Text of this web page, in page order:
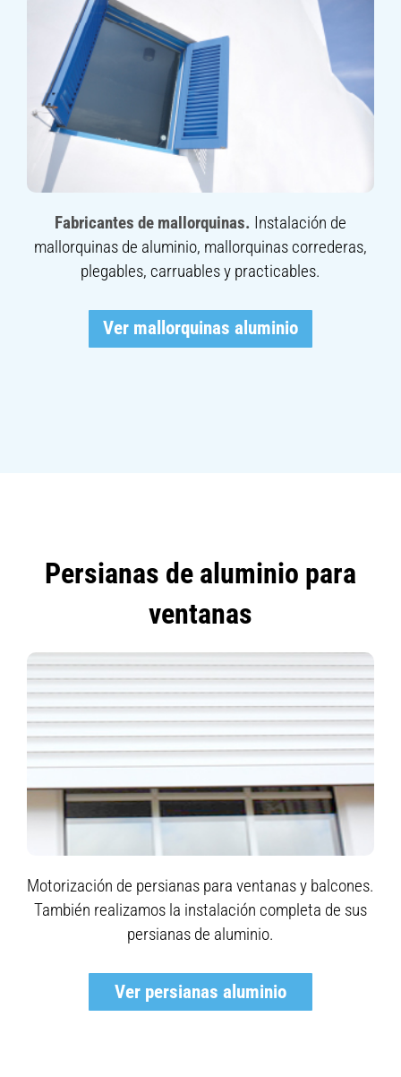
Fabricantes de mallorquinas. Instalación de
mallorquinas de aluminio, mallorquinas correderas,
plegables, carruables y practicables.
Ver mallorquinas aluminio
Persianas de aluminio para
ventanas
Motorización de persianas para ventanas y balcones.
También realizamos la instalación completa de sus
persianas de aluminio.
Ver persianas aluminio